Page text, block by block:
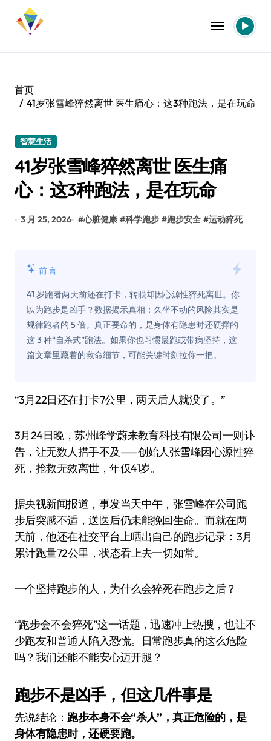
首页
41岁张雪峰猝然离世 医生痛心：这3种跑法，是在玩命
智慧生活
41岁张雪峰猝然离世 医生痛
心：这3种跑法，是在玩命
3 月 25, 2026 #心脏健康 #科学跑步 #跑步安全 #运动猝死
前言
41 岁跑者两天前还在打卡，转眼却因心源性猝死离世。你
以为跑步是凶手？数据揭示真相：久坐不动的风险其实是
规律跑者的 5 倍。真正要命的，是身体有隐患时还硬撑的
这 3 种“自杀式”跑法。如果你也习惯晨跑或带病坚持，这
篇文章里藏着的救命细节，可能关键时刻拉你一把。
“3月22日还在打卡7公里，两天后人就没了。”
3月24日晚，苏州峰学蔚来教育科技有限公司一则讣
告，让无数人措手不及——创始人张雪峰因心源性猝
死，抢救无效离世，年仅41岁。
据央视新闻报道，事发当天中午，张雪峰在公司跑
步后突感不适，送医后仍未能挽回生命。而就在两
天前，他还在社交平台上晒出自己的跑步记录：3月
累计跑量72公里，状态看上去一切如常。
一个坚持跑步的人，为什么会猝死在跑步之后？
“跑步会不会猝死”这一话题，迅速冲上热搜，也让不
少跑友和普通人陷入恐慌。日常跑步真的这么危险
吗？我们还能不能安心迈开腿？
跑步不是凶手，但这几件事是
先说结论： 跑步本身不会“杀人”，真正危险的，是
身体有隐患时，还硬要跑。